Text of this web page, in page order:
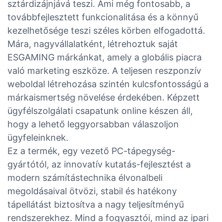
sztárdizájnjává teszi. Ami még fontosabb, a
továbbfejlesztett funkcionalitása és a könnyű
kezelhetősége teszi széles körben elfogadottá.
Mára, nagyvállalatként, létrehoztuk saját
ESGAMING márkánkat, amely a globális piacra
való marketing eszköze. A teljesen reszponzív
weboldal létrehozása szintén kulcsfontosságú a
márkaismertség növelése érdekében. Képzett
ügyfélszolgálati csapatunk online készen áll,
hogy a lehető leggyorsabban válaszoljon
ügyfeleinknek.
Ez a termék, egy vezető PC-tápegység-
gyártótól, az innovatív kutatás-fejlesztést a
modern számítástechnika élvonalbeli
megoldásaival ötvözi, stabil és hatékony
tápellátást biztosítva a nagy teljesítményű
rendszerekhez. Mind a fogyasztói, mind az ipari